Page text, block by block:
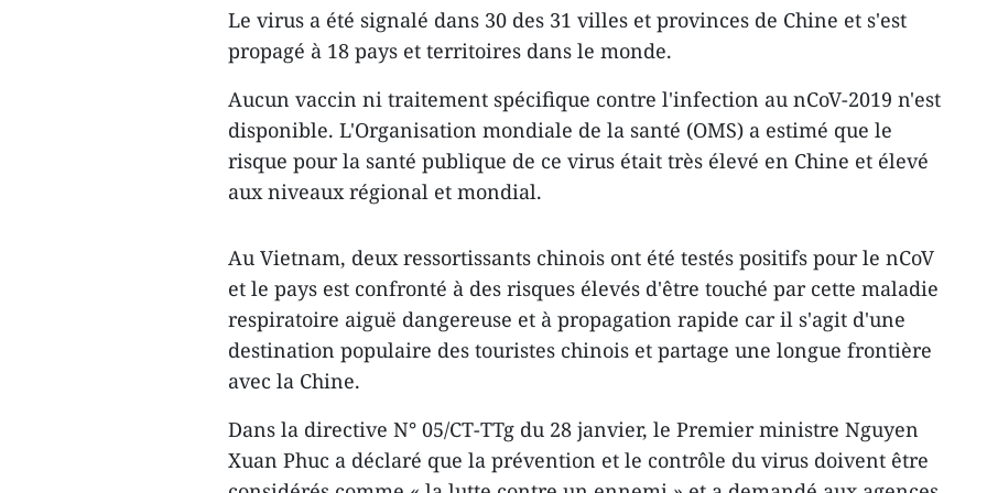
Le virus a été signalé dans 30 des 31 villes et provinces de Chine et s'est
propagé à 18 pays et territoires dans le monde.
Aucun vaccin ni traitement spécifique contre l'infection au nCoV-2019 n'est
disponible. L'Organisation mondiale de la santé (OMS) a estimé que le
risque pour la santé publique de ce virus était très élevé en Chine et élevé
aux niveaux régional et mondial.
Au Vietnam, deux ressortissants chinois ont été testés positifs pour le nCoV
et le pays est confronté à des risques élevés d'être touché par cette maladie
respiratoire aiguë dangereuse et à propagation rapide car il s'agit d'une
destination populaire des touristes chinois et partage une longue frontière
avec la Chine.
Dans la directive N° 05/CT-TTg du 28 janvier, le Premier ministre Nguyen
Xuan Phuc a déclaré que la prévention et le contrôle du virus doivent être